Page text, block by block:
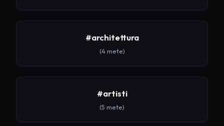
#architettura
(4 mete)
#artisti
(5 mete)